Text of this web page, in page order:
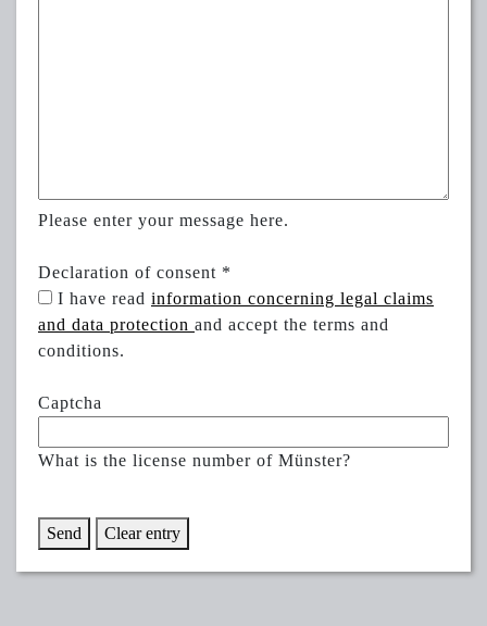
Please enter your message here.
Declaration of consent *
I have read information concerning legal claims
and data protection and accept the terms and
conditions.
Captcha
What is the license number of Münster?
Send Clear entry